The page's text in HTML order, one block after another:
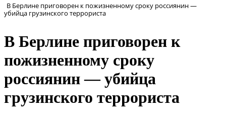
В Берлине приговорен к пожизненному сроку россиянин —
убийца грузинского террориста
В Берлине приговорен к
пожизненному сроку
россиянин — убийца
грузинского террориста